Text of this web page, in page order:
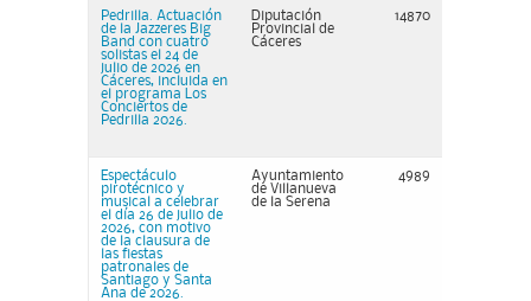
Pedrilla. Actuación
de la Jazzeres Big
Band con cuatro
solistas el 24 de
julio de 2026 en
Cáceres, incluida en
el programa Los
Conciertos de
Pedrilla 2026.
Diputación
Provincial de
Cáceres
14870
Espectáculo
pirotécnico y
musical a celebrar
el día 26 de julio de
2026, con motivo
de la clausura de
las fiestas
patronales de
Santiago y Santa
Ana de 2026.
Ayuntamiento
de Villanueva
de la Serena
4989